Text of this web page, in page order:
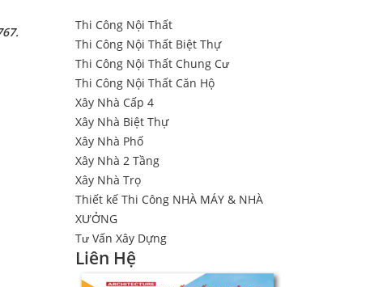
Thi Công Nội Thất
Thi Công Nội Thất Biệt Thự
Thi Công Nội Thất Chung Cư
Thi Công Nội Thất Căn Hộ
Xây Nhà Cấp 4
Xây Nhà Biệt Thự
Xây Nhà Phố
Xây Nhà 2 Tầng
Xây Nhà Trọ
Thiết kế Thi Công NHÀ MÁY & NHÀ
XƯỞNG
Tư Vấn Xây Dựng
Liên Hệ